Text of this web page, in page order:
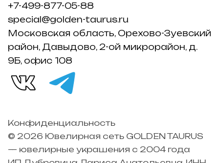
+7-499-877-05-88
special@golden-taurus.ru
Московская область, Орехово-Зуевский
район, Давыдово, 2-ой микрорайон, д.
9Б, офис 108
Конфиденциальность
© 2026 Ювелирная сеть GOLDEN TAURUS
— ювелирные украшения с 2004 года